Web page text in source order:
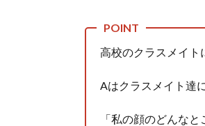
人体の中身が左右非対
可愛い彼女が部屋に入
高校のクラスメイト
Aはクラスメイト達
「私の顔のどんなと